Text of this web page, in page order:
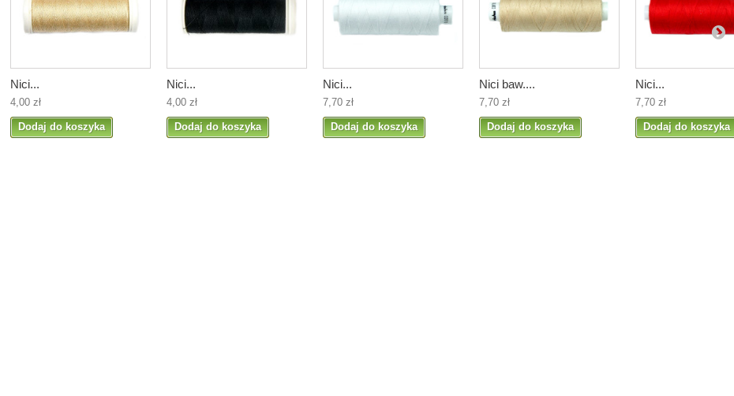
Nici...
4,00 zł
Dodaj do koszyka
Nici...
4,00 zł
Dodaj do koszyka
Nici...
7,70 zł
Dodaj do koszyka
Nici baw....
7,70 zł
Dodaj do koszyka
Nici...
7,70 zł
Dodaj do koszyka